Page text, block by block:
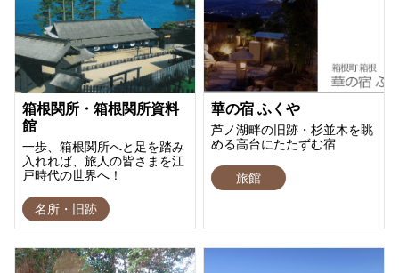
箱根関所・箱根関所資料
館
一歩、箱根関所へと足を踏み
入れれば、旅人の皆さまを江
戸時代の世界へ！
名所・旧跡
華の宿 ふくや
芦ノ湖畔の旧跡・杉並木を眺
める高台にたたずむ宿
旅館